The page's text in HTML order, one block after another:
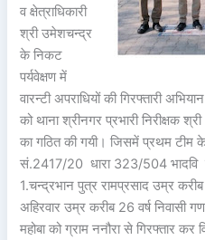
व क्षेत्राधिकारी
श्री उमेशचन्द्र
के निकट
पर्यवेक्षण में
वारन्टी अपराधियों की गिरफ्तारी
को थाना श्रीनगर प्रभारी निरीक्षक
का गठित की गयी। जिसमें प्रथम टीम के
सं.2417/20 धारा 323/504 भादवि
1.चन्द्रभान पुत्र रामप्रसाद उम्र
अहिरवार उम्र करीब 26 वर्ष निवासी
महोबा को ग्राम ननौरा से गिरफ्तार कर